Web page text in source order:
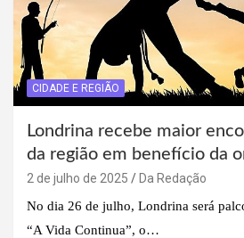
CIDADE E REGIÃO
Londrina recebe maior
da região em benefício da
2 de julho de 2025
Da Redação
No dia 26 de julho, Londrina será
“A Vida Continua”, o…